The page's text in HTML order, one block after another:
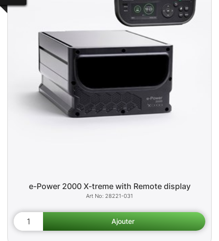
e-Power 2000 X-treme with Remote display
28221-031